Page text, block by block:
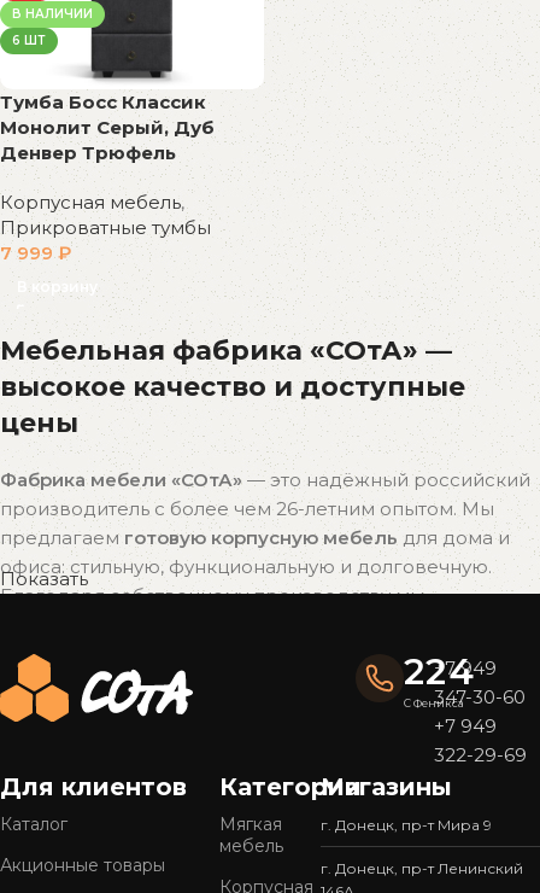
В НАЛИЧИИ
6 ШТ
Тумба Босс Классик
Монолит Серый, Дуб
Денвер Трюфель
Корпусная мебель,
Прикроватные тумбы
7 999₽
В корзину
Мебельная фабрика «СОтА» —
высокое качество и доступные
цены
Фабрика мебели «СОтА» — это надёжный российский
производитель с более чем 26-летним опытом. Мы
предлагаем готовую корпусную мебель для дома и
офиса: стильную, функциональную и долговечную.
Благодаря собственному производству мы
качества
Почему выбирают мебель «СОтА»?
У нас представлен
большой выбор мебелив
популярных стилях — от современного минимализма
до уютной классики. Готовые решения подойдут для
кухни, спальни, гостиной, прихожей или офиса.
Показать
224
С Феникса
+7 949
347-30-60
+7 949
322-29-69
Для клиентов
Каталог
Акционные товары
Категории
Мягкая
мебель
Корпусная
Магазины
г. Донецк, пр-т Мира 9
г. Донецк, пр-т Ленинский